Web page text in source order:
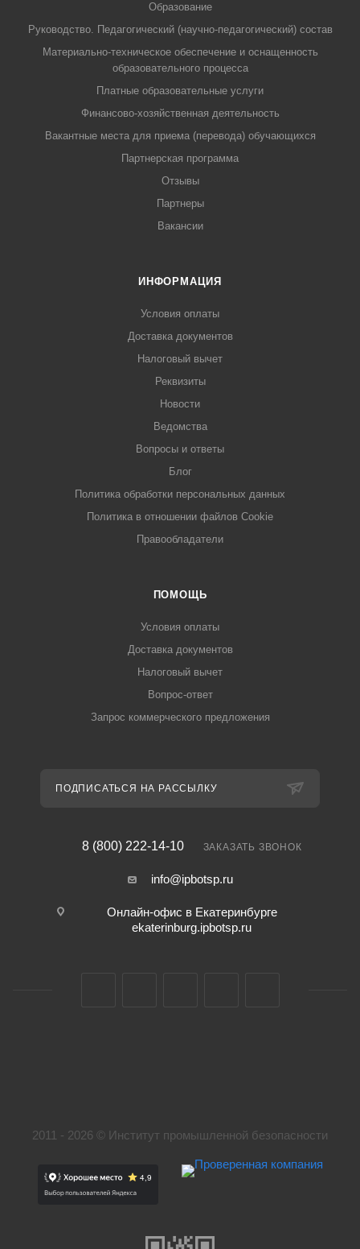
Образование
Руководство. Педагогический (научно-педагогический) состав
Материально-техническое обеспечение и оснащенность
образовательного процесса
Платные образовательные услуги
Финансово-хозяйственная деятельность
Вакантные места для приема (перевода) обучающихся
Партнерская программа
Отзывы
Партнеры
Вакансии
ИНФОРМАЦИЯ
Условия оплаты
Доставка документов
Налоговый вычет
Реквизиты
Новости
Ведомства
Вопросы и ответы
Блог
Политика обработки персональных данных
Политика в отношении файлов Cookie
Правообладатели
ПОМОЩЬ
Условия оплаты
Доставка документов
Налоговый вычет
Вопрос-ответ
Запрос коммерческого предложения
ПОДПИСАТЬСЯ НА РАССЫЛКУ
8 (800) 222-14-10 ЗАКАЗАТЬ ЗВОНОК
info@ipbotsp.ru
Онлайн-офис в Екатеринбурге
ekaterinburg.ipbotsp.ru
2011 - 2026 © Институт промышленной безопасности